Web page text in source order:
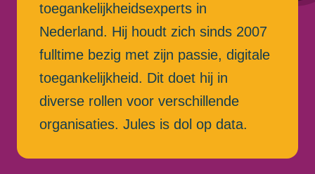
toegankelijkheidsexperts in
Nederland. Hij houdt zich sinds 2007
fulltime bezig met zijn passie, digitale
toegankelijkheid. Dit doet hij in
diverse rollen voor verschillende
organisaties. Jules is dol op data.